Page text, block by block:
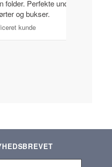
folder. Perfekte under
og bukser.
kunde